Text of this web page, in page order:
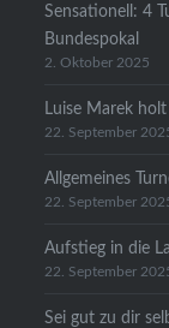
Sensationell: 4
Bundespokal
2. Oktober 2025
Luise Marek
22. September
Allgemeines
22. September
Aufstieg in die
22. September
Sei gut zu dir